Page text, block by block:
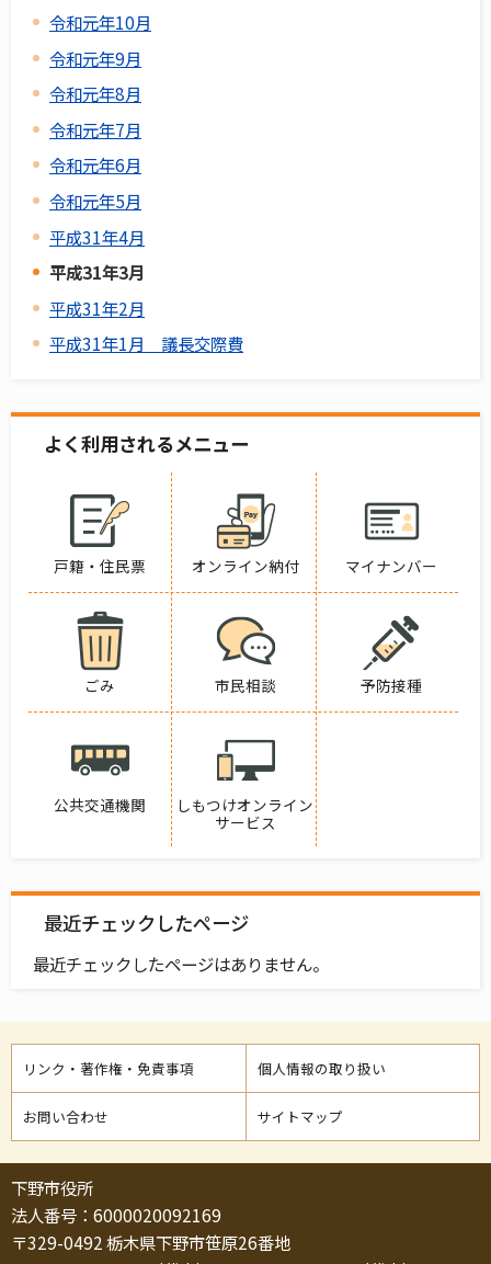
令和元年10月
令和元年9月
令和元年8月
令和元年7月
令和元年6月
令和元年5月
平成31年4月
平成31年3月
平成31年2月
平成31年1月 議長交際費
よく利用されるメニュー
戸籍・住民票 オンライン納付 マイナンバー
ごみ 市民相談 予防接種
公共交通機関
しもつけオンライン
サービス
最近チェックしたページ
最近チェックしたページはありません。
リンク・著作権・免責事項 個人情報の取り扱い
お問い合わせ サイトマップ
下野市役所
法人番号：6000020092169
〒329-0492 栃木県下野市笹原26番地